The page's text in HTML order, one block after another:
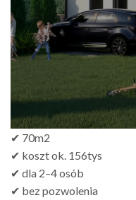
✔ 70m2
✔ koszt ok. 156tys
✔ dla 2–4 osób
✔ bez pozwolenia